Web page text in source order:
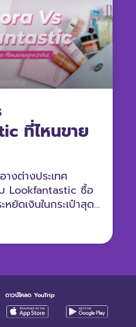
ที่ไหนขาย
างต่างประเทศ
Lookfantastic ซื้อ
ยัดเงินในกระเป๋าสุดๆ
ดาวน์โหลด YouTrip